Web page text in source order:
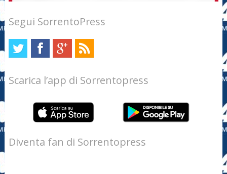
Segui SorrentoPress
Scarica l’app di Sorrentopress
Diventa fan di Sorrentopress